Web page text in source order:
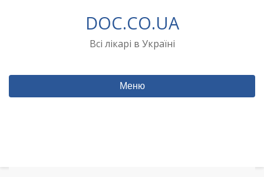
DOC.CO.UA
Всі лікарі в Україні
Меню